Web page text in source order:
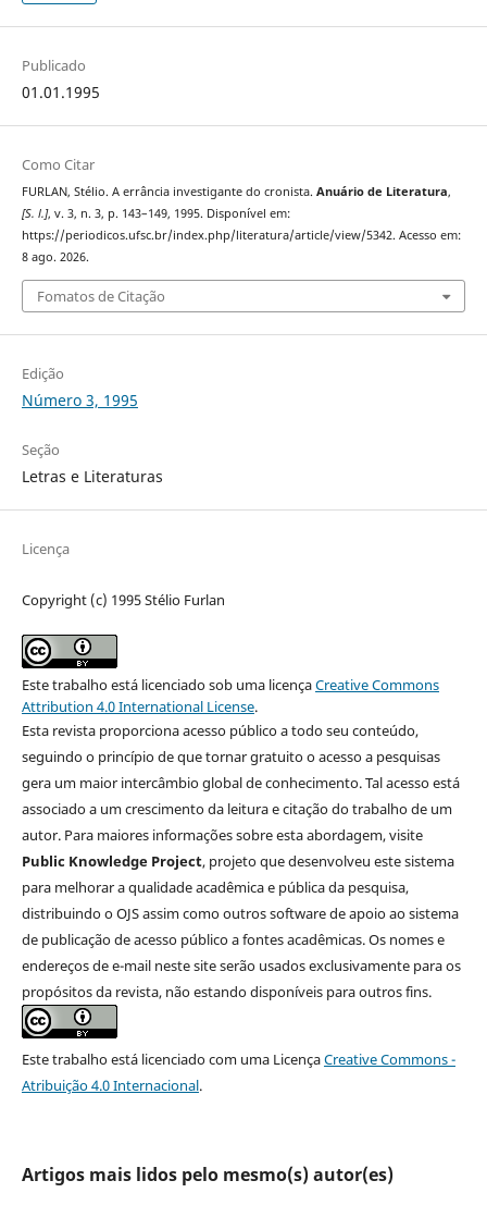
Publicado
01.01.1995
Como Citar
FURLAN, Stélio. A errância investigante do cronista. Anuário de Literatura,
[S. l.], v. 3, n. 3, p. 143–149, 1995. Disponível em:
https://periodicos.ufsc.br/index.php/literatura/article/view/5342. Acesso em:
8 ago. 2026.
Fomatos de Citação
Edição
Número 3, 1995
Seção
Letras e Literaturas
Licença
Copyright (c) 1995 Stélio Furlan
Este trabalho está licenciado sob uma licençaCreative Commons
Attribution 4.0 International License.
Esta revista proporciona acesso público a todo seu conteúdo,
seguindo o princípio de que tornar gratuito o acesso a pesquisas
gera um maior intercâmbio global de conhecimento. Tal acesso está
associado a um crescimento da leitura e citação do trabalho de um
autor. Para maiores informações sobre esta abordagem, visite
Public Knowledge Project, projeto que desenvolveu este sistema
para melhorar a qualidade acadêmica e pública da pesquisa,
distribuindo o OJS assim como outros software de apoio ao sistema
de publicação de acesso público a fontes acadêmicas. Os nomes e
endereços de e-mail neste site serão usados exclusivamente para os
propósitos da revista, não estando disponíveis para outros fins.
Este trabalho está licenciado com uma LicençaCreative Commons -
Atribuição 4.0 Internacional.
Artigos mais lidos pelo mesmo(s) autor(es)